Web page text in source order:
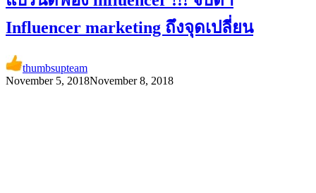
Influencer marketing ถึงจุดเปลี่ยน
thumbsupteam
November 5, 2018November 8, 2018